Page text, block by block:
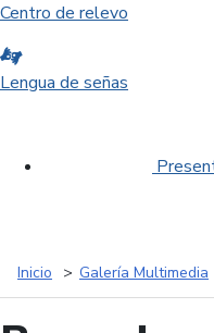
Centro de relevo
Lengua de señas
Inicio Galería Multimedia